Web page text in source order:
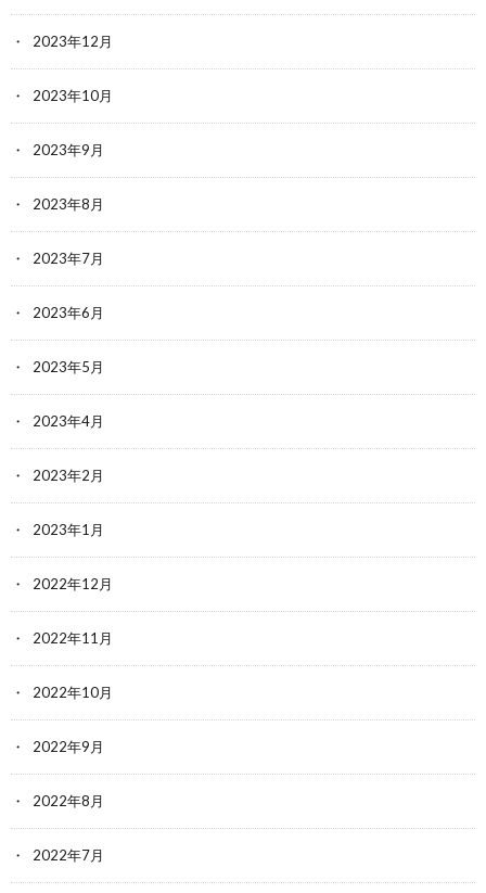
2023年12月
2023年10月
2023年9月
2023年8月
2023年7月
2023年6月
2023年5月
2023年4月
2023年2月
2023年1月
2022年12月
2022年11月
2022年10月
2022年9月
2022年8月
2022年7月